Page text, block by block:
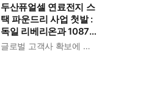
두산퓨얼셀 연료전지 스
택 파운드리 사업 첫발 :
독일 리베리온과 1087
억 규모 공급계약, 역대글로벌 고객사 확보에 힘쓴다